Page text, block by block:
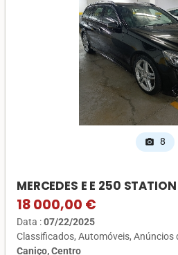
photo_camera 8
MERCEDES E E 250
18 000,00 €
Data :07/22/2025
Classificados Automóveis Anúncios
Caniço, Centro